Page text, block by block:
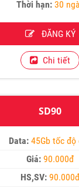
Thời hạn:30
ĐĂNG KÝ
Chi tiết
SD90
Data: 45Gb tốc độ
Giá:90.000đ
HS,SV: